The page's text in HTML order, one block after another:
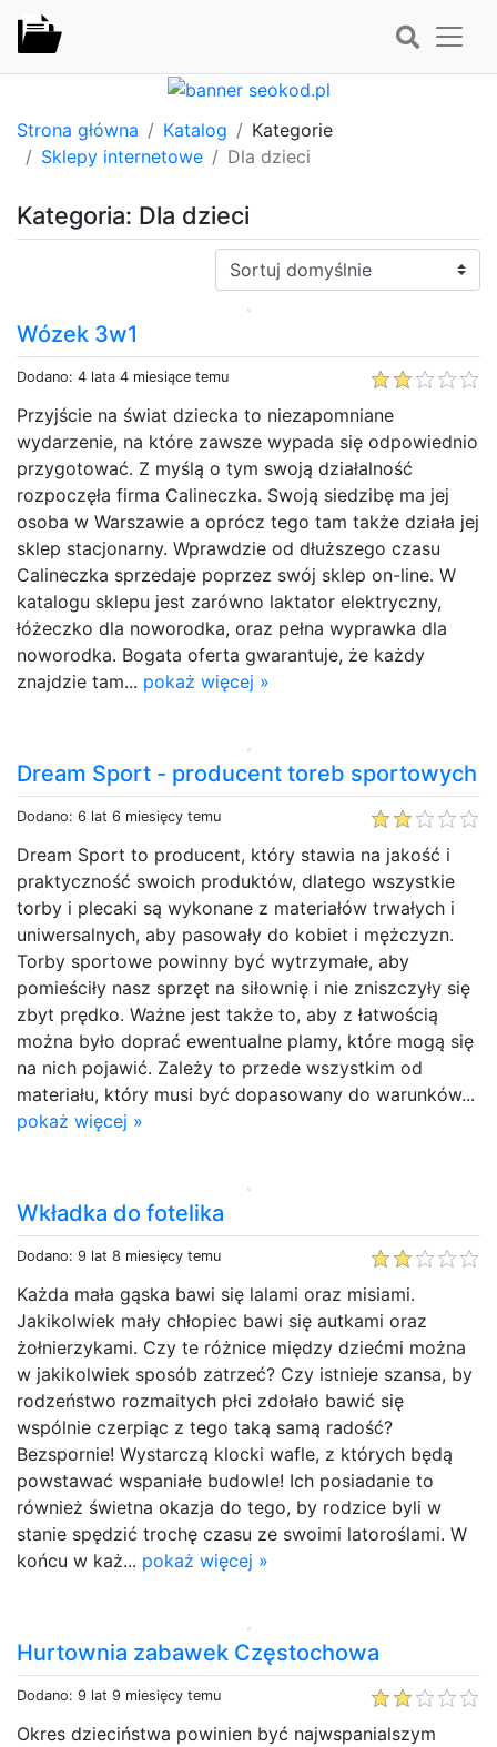
Strona główna Katalog
Kategorie
Sklepy internetowe
Dla dzieci
Kategoria: Dla dzieci
Sortuj:
Wózek 3w1
Dodano: 4 lata 4 miesiące temu
Przyjście na świat dziecka to niezapomniane
wydarzenie, na które zawsze wypada się odpowiednio
przygotować. Z myślą o tym swoją działalność
rozpoczęła firma Calineczka. Swoją siedzibę ma jej
osoba w Warszawie a oprócz tego tam także działa jej
sklep stacjonarny. Wprawdzie od dłuższego czasu
Calineczka sprzedaje poprzez swój sklep on-line. W
katalogu sklepu jest zarówno laktator elektryczny,
łóżeczko dla noworodka, oraz pełna wyprawka dla
noworodka. Bogata oferta gwarantuje, że każdy
znajdzie tam... pokaż więcej »
Dream Sport - producent toreb sportowych
Dodano: 6 lat 6 miesięcy temu
Dream Sport to producent, który stawia na jakość i
praktyczność swoich produktów, dlatego wszystkie
torby i plecaki są wykonane z materiałów trwałych i
uniwersalnych, aby pasowały do kobiet i mężczyzn.
Torby sportowe powinny być wytrzymałe, aby
pomieściły nasz sprzęt na siłownię i nie zniszczyły się
zbyt prędko. Ważne jest także to, aby z łatwością
można było doprać ewentualne plamy, które mogą się
na nich pojawić. Zależy to przede wszystkim od
materiału, który musi być dopasowany do warunków...
pokaż więcej »
Wkładka do fotelika
Dodano: 9 lat 8 miesięcy temu
Każda mała gąska bawi się lalami oraz misiami.
Jakikolwiek mały chłopiec bawi się autkami oraz
żołnierzykami. Czy te różnice między dziećmi można
w jakikolwiek sposób zatrzeć? Czy istnieje szansa, by
rodzeństwo rozmaitych płci zdołało bawić się
wspólnie czerpiąc z tego taką samą radość?
Bezspornie! Wystarczą klocki wafle, z których będą
powstawać wspaniałe budowle! Ich posiadanie to
również świetna okazja do tego, by rodzice byli w
stanie spędzić trochę czasu ze swoimi latoroślami. W
końcu w każ... pokaż więcej »
Hurtownia zabawek Częstochowa
Dodano: 9 lat 9 miesięcy temu
Okres dzieciństwa powinien być najwspanialszym